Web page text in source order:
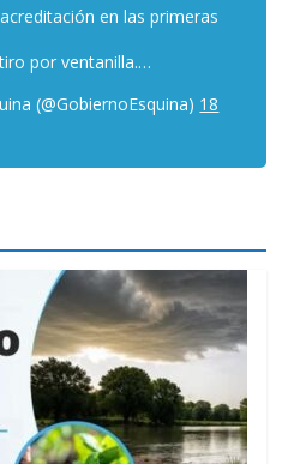
en las primeras
por ventanilla.…
(@GobiernoEsquina) 18